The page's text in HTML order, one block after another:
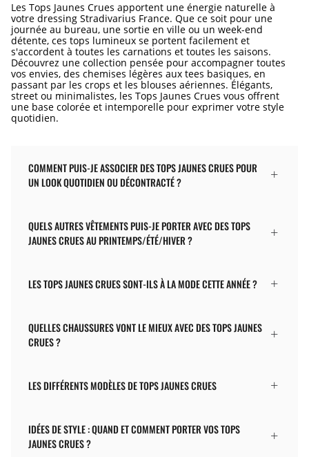
Les Tops Jaunes Crues apportent une énergie naturelle à
votre dressing Stradivarius France. Que ce soit pour une
journée au bureau, une sortie en ville ou un week-end
détente, ces tops lumineux se portent facilement et
s'accordent à toutes les carnations et toutes les saisons.
Découvrez une collection pensée pour accompagner toutes
vos envies, des chemises légères aux tees basiques, en
passant par les crops et les blouses aériennes. Élégants,
street ou minimalistes, les Tops Jaunes Crues vous offrent
une base colorée et intemporelle pour exprimer votre style
quotidien.
COMMENT PUIS-JE ASSOCIER DES TOPS JAUNES CRUES POUR
UN LOOK QUOTIDIEN OU DÉCONTRACTÉ ?
QUELS AUTRES VÊTEMENTS PUIS-JE PORTER AVEC DES TOPS
JAUNES CRUES AU PRINTEMPS/ÉTÉ/HIVER ?
LES TOPS JAUNES CRUES SONT-ILS À LA MODE CETTE ANNÉE ?
QUELLES CHAUSSURES VONT LE MIEUX AVEC DES TOPS JAUNES
CRUES ?
LES DIFFÉRENTS MODÈLES DE TOPS JAUNES CRUES
IDÉES DE STYLE : QUAND ET COMMENT PORTER VOS TOPS
JAUNES CRUES ?